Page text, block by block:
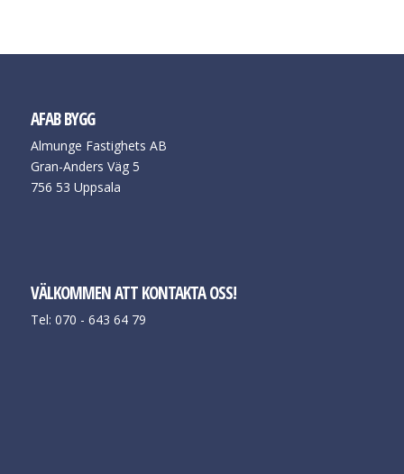
AFAB BYGG
Almunge Fastighets AB
Gran-Anders Väg 5
756 53 Uppsala
VÄLKOMMEN ATT KONTAKTA OSS!
Tel: 070 - 643 64 79